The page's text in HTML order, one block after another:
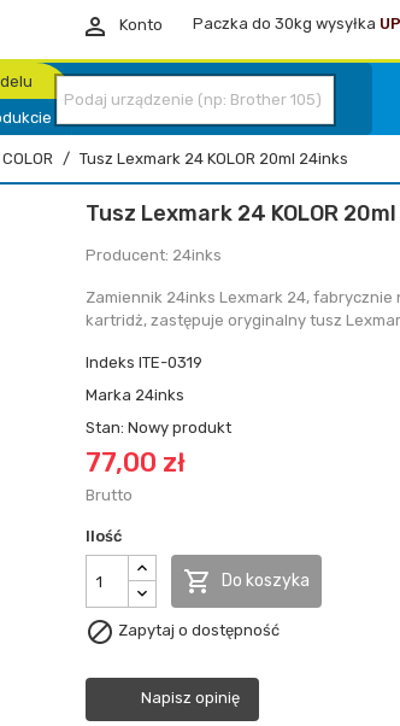
 Konto Paczka do 30kg wysyłka
COLOR Tusz Lexmark 24 KOLOR 20ml 24inks
Tusz Lexmark 24 KOLOR
Producent: 24inks
Zamiennik 24inks Lexmark 24,
kartridż, zastępuje oryginalny tusz
Indeks ITE-0319
Marka 24inks
Stan: Nowy produkt
77,00 zł
Brutto
Ilość
 Do koszyka
 Zapytaj o dostępność
Napisz opinię